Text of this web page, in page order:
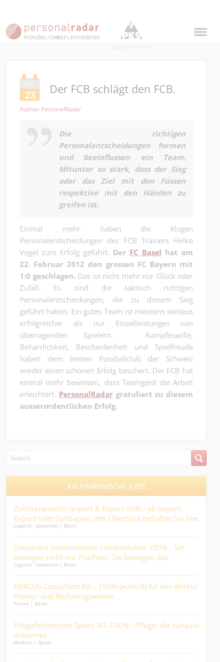
Feb.
23 Der FCB schlägt den FCB.
Author: PersonalRadar
Die richtigen
Personalentscheidungen formen
und beeinflussen ein Team.
Mitunter so stark, dass der Sieg
oder das Ziel mit den Füssen
respektive mit den Händen zu
greifen ist.
Einmal mehr haben die klugen
Personalentscheidungen des FCB Trainers Heiko
Vogel zum Erfolg geführt. Der FC Basel hat am
22. Februar 2012 den grossen FC Bayern mit
1:0 geschlagen. Das ist nicht mehr nur Glück oder
Zufall. Es sind die taktisch richtigen
Personalentscheidungen, die zu diesem Sieg
geführt haben. Ein gutes Team ist meistens weitaus
erfolgreicher als nur Einzelleistungen von
überragenden Spielern. Kampfeswille,
Beharrlichkeit, Bescheidenheit und Spielfreude
haben dem besten Fussballclub der Schweiz
wieder einen schönen Erfolg beschert. Der FCB hat
einmal mehr bewiesen, dass Teamgeist die Arbeit
erleichtert. PersonalRadargratuliert zu diesem
ausserordentlichen Erfolg.
KAUFMÄNNISCHE JOBS
Import & Export 50% - ob Import,
den Überblick behalten Sie hier..
Basel
Landverkehre 100% - Sie
nur Frachten. Sie bewegen das
Basel
80 – 100% (w/m/d) für den Bereich
Spitex 40–100% - Pflege, die zuhause
Kauffrau/-mann HR
eierlegende
Technischer
(w/m/d) für
Kauffrau oder
Junior